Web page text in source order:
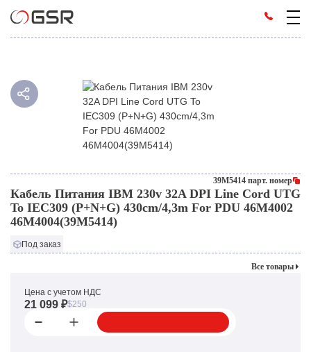
39M5414 парт. номер
Кабель Питания IBM 230v 32A DPI Line Cord UTG
To IEC309 (P+N+G) 430cm/4,3m For PDU 46M4002
46M4004(39M5414)
Под заказ
Все товары
Цена с учетом НДС
21 099 ₽$250